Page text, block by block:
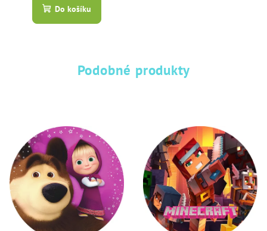
produktu
hvězdiček.
Do košíku
Podobné produkty